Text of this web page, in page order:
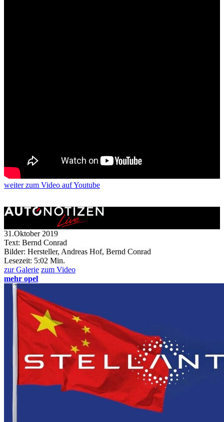
weiterzum Video auf Youtube
31.Oktober 2019
Text: Bernd Conrad
Bilder: Hersteller, Andreas Hof, Bernd Conrad
Lesezeit: 5:02 Min.
zur Galerie zum Video
mehr opel